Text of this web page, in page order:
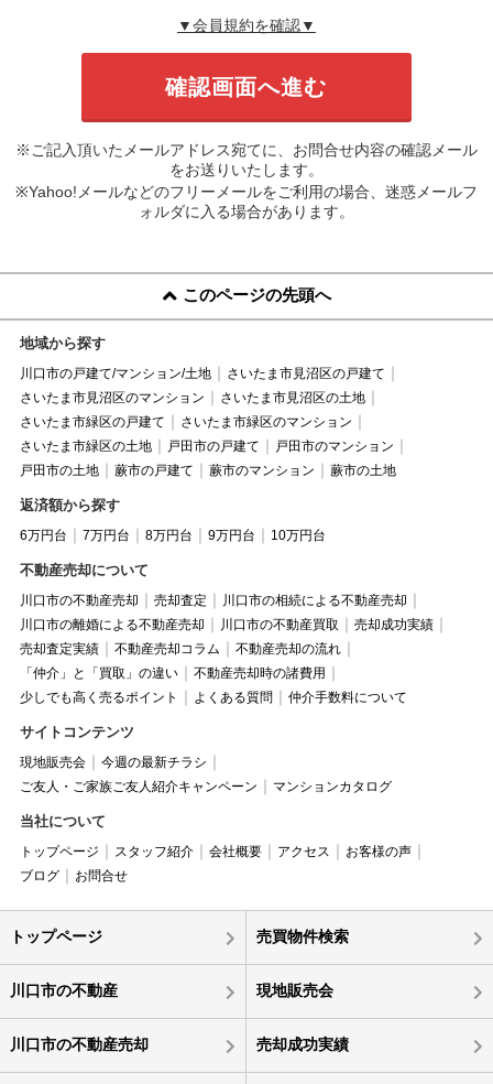
▼会員規約を確認▼
※ご記入頂いたメールアドレス宛てに、お問合せ内容の確認メール
をお送りいたします。
※Yahoo!メールなどのフリーメールをご利用の場合、迷惑メールフ
ォルダに入る場合があります。
このページの先頭へ
地域から探す
川口市の戸建て/マンション/土地
さいたま市見沼区の戸建て
さいたま市見沼区のマンション
さいたま市見沼区の土地
さいたま市緑区の戸建て
さいたま市緑区のマンション
さいたま市緑区の土地
戸田市の戸建て
戸田市のマンション
戸田市の土地
蕨市の戸建て 蕨市のマンション 蕨市の土地
返済額から探す
6万円台 7万円台 8万円台 9万円台 10万円台
不動産売却について
川口市の不動産売却 売却査定
川口市の相続による不動産売却
川口市の離婚による不動産売却
川口市の不動産買取
売却成功実績
売却査定実績
不動産売却コラム
不動産売却の流れ
「仲介」と「買取」の違い
不動産売却時の諸費用
少しでも高く売るポイント
よくある質問 仲介手数料について
サイトコンテンツ
現地販売会
今週の最新チラシ
ご友人・ご家族ご友人紹介キャンペーン
マンションカタログ
当社について
トップページ スタッフ紹介 会社概要 アクセス
お客様の声
ブログ
お問合せ
トップページ 売買物件検索
川口市の不動産 現地販売会
川口市の不動産売却 売却成功実績